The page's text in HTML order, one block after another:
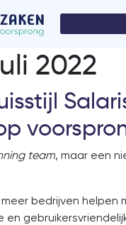
2022
team, maar een
bedrijven helpen
en